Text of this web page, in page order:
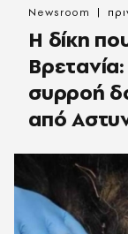
H δίκη
συρροή
από
Newsroom